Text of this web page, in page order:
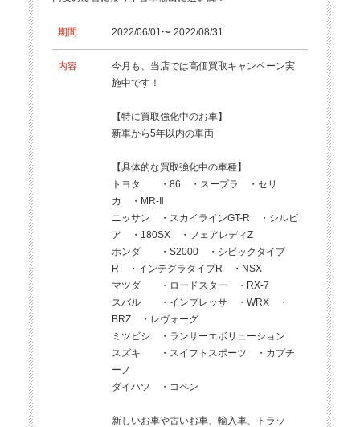
期間 2022/06/01〜 2022/08/31
内容
今月も、当店では高価買取キャンペーン実
施中です！
【特に買取強化中のお車】
新車から5年以内の車両
【具体的な買取強化中の車種】
トヨタ ・86 ・スープラ ・セリ
カ ・MR-Ⅱ
ニッサン ・スカイラインGT-R ・シルビ
ア ・180SX ・フェアレディZ
ホンダ ・S2000 ・シビックタイプ
R ・インテグラタイプR ・NSX
マツダ ・ロードスター ・RX-7
スバル ・インプレッサ ・WRX ・
BRZ ・レヴォーグ
ミツビシ ・ランサーエボリューション
スズキ ・スイフトスポーツ ・カプチ
ーノ
ダイハツ ・コペン
新しいお車や古いお車、輸入車、トラッ